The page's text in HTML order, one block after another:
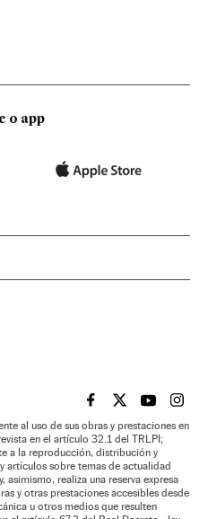
o app
EL PAÍS BRASIL EN
EL PAÍSEL PAÍS
EL
al uso de sus obras y prestaciones en
en el artículo 32.1 del TRLPI;
a la reproducción, distribución y
artículos sobre temas de actualidad
asimismo, realiza una reserva expresa
y otras prestaciones accesibles desde
u otros medios que resulten